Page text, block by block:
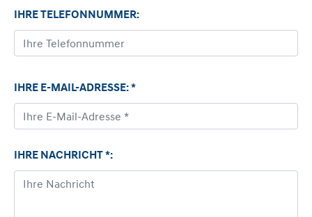
IHRE TELEFONNUMMER:
IHRE E-MAIL-ADRESSE: *
IHRE NACHRICHT *: